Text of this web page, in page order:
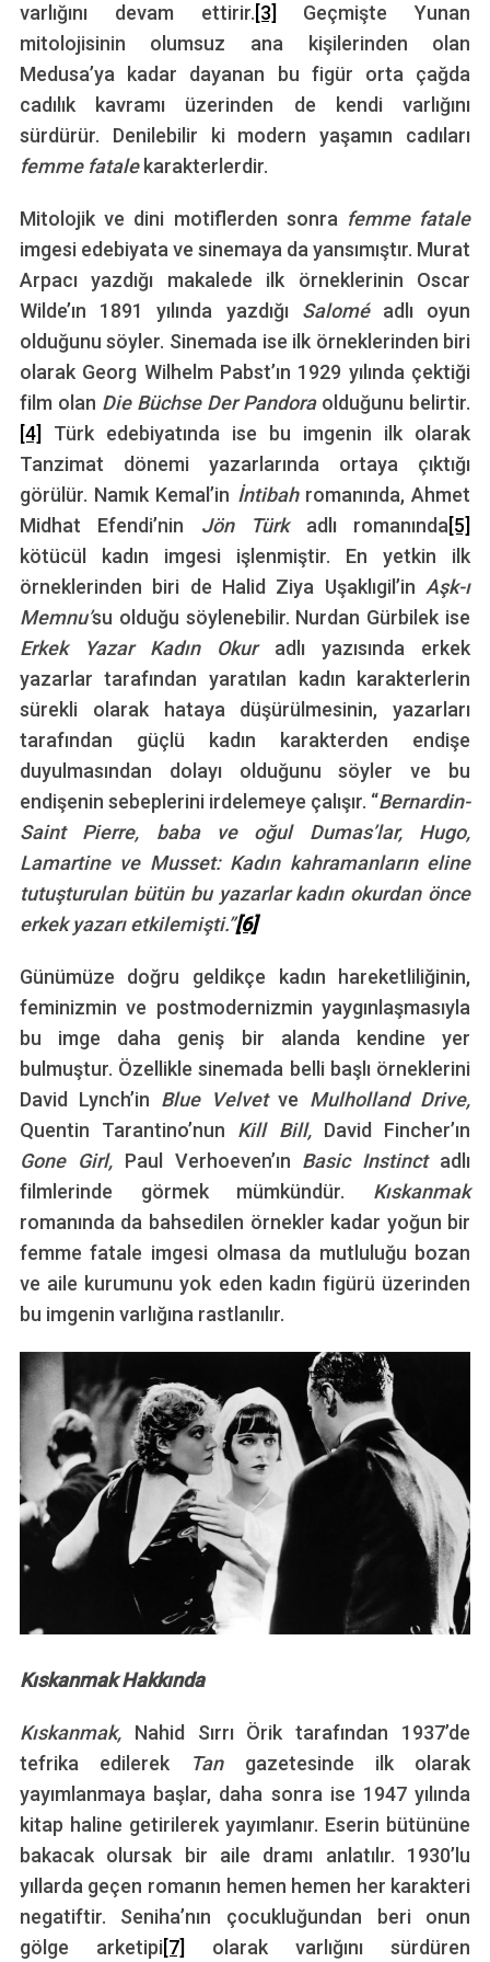
varlığını devam ettirir.[3]
Geçmişte Yunan
mitolojisinin olumsuz ana kişilerinden olan
Medusa’ya kadar dayanan bu figür orta çağda
cadılık kavramı üzerinden de kendi varlığını
sürdürür. Denilebilir ki modern yaşamın cadıları
femme fatale karakterlerdir.
Mitolojik ve dini motiflerden sonra femme fatale
imgesi edebiyata ve sinemaya da yansımıştır. Murat
Arpacı yazdığı makalede ilk örneklerinin Oscar
Wilde’ın 1891 yılında yazdığı Salomé adlı oyun
olduğunu söyler. Sinemada ise ilk örneklerinden biri
olarak Georg Wilhelm Pabst’ın 1929 yılında çektiği
film olan Die Büchse Der Pandora olduğunu belirtir.
[4]
Türk edebiyatında ise bu imgenin ilk olarak
Tanzimat dönemi yazarlarında ortaya çıktığı
görülür. Namık Kemal’in İntibah romanında, Ahmet
Midhat Efendi’nin Jön Türk adlı romanında[5]
kötücül kadın imgesi işlenmiştir. En yetkin ilk
örneklerinden biri de Halid Ziya Uşaklıgil’inAşk-ı
Memnu’su olduğu söylenebilir. Nurdan Gürbilek ise
Erkek Yazar Kadın Okur adlı yazısında erkek
yazarlar tarafından yaratılan kadın karakterlerin
sürekli olarak hataya düşürülmesinin, yazarları
tarafından güçlü kadın karakterden endişe
duyulmasından dolayı olduğunu söyler ve bu
endişenin sebeplerini irdelemeye çalışır. “Bernardin-
Saint Pierre, baba ve oğul Dumas’lar, Hugo,
Lamartine ve Musset: Kadın kahramanların eline
tutuşturulan bütün bu yazarlar kadın okurdan önce
erkek yazarı etkilemişti.”[6]
Günümüze doğru geldikçe kadın hareketliliğinin,
feminizmin ve postmodernizmin yaygınlaşmasıyla
bu imge daha geniş bir alanda kendine yer
bulmuştur. Özellikle sinemada belli başlı örneklerini
David Lynch’in Blue Velvetve Mulholland Drive,
Quentin Tarantino’nun Kill Bill, David Fincher’ın
Gone Girl, Paul Verhoeven’ın Basic Instinct adlı
filmlerinde görmek mümkündür. Kıskanmak
romanında da bahsedilen örnekler kadar yoğun bir
femme fatale imgesi olmasa da mutluluğu bozan
ve aile kurumunu yok eden kadın figürü üzerinden
bu imgenin varlığına rastlanılır.
Kıskanmak Hakkında
Kıskanmak, Nahid Sırrı Örik tarafından 1937’de
tefrika edilerek
Tan gazetesinde ilk olarak
yayımlanmaya başlar, daha sonra ise 1947 yılında
kitap haline getirilerek yayımlanır. Eserin bütününe
bakacak olursak bir aile dramı anlatılır. 1930’lu
yıllarda geçen romanın hemen hemen her karakteri
negatiftir. Seniha’nın çocukluğundan beri onun
gölge arketipi[7] olarak varlığını sürdüren